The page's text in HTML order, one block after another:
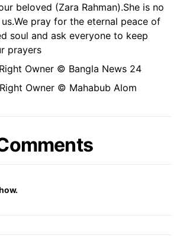
beloved (Zara Rahman).She is no
pray for the eternal peace of
soul and ask everyone to keep
prayers
Owner © Bangla News 24
Owner © Mahabub Alom